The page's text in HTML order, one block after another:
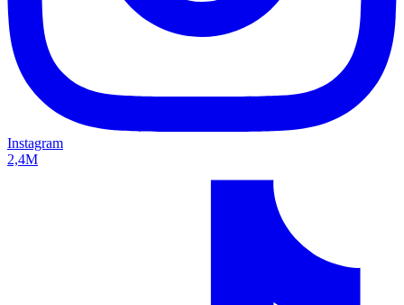
Instagram
2,4M